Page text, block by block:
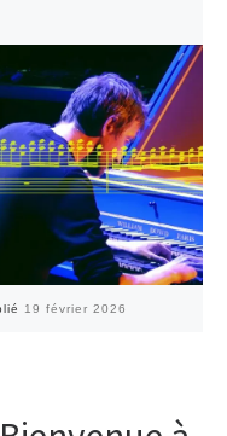
19 février 2026